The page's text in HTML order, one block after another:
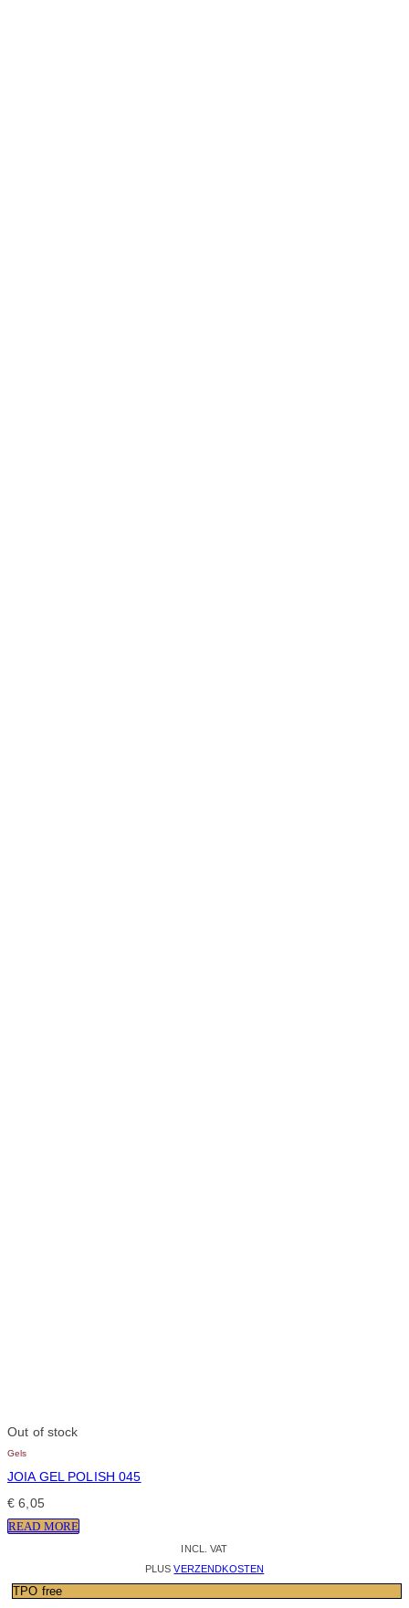
Out of stock
Gels
JOIA GEL POLISH 045
€ 6,05
READ MORE
INCL. VAT
PLUSVERZENDKOSTEN
TPO free